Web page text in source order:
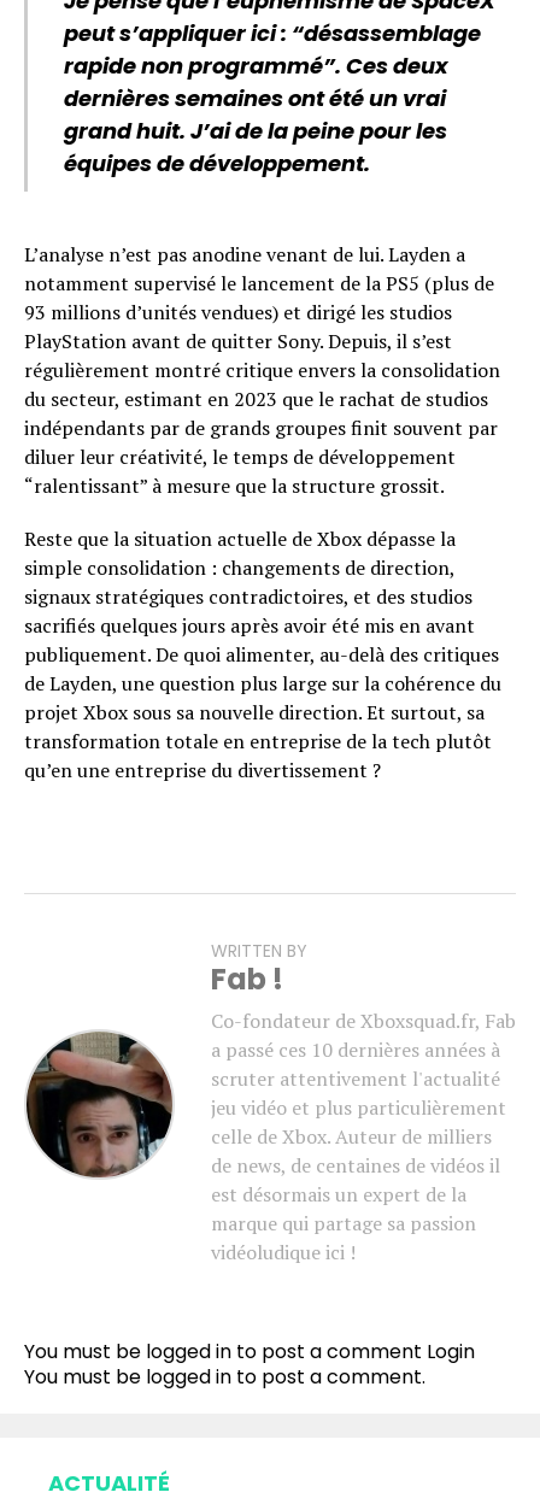
peut s’appliquer ici : “désassemblage
rapide non programmé”. Ces deux
dernières semaines ont été un vrai
grand huit. J’ai de la peine pour les
équipes de développement.
L’analyse n’est pas anodine venant de lui. Layden a
notamment supervisé le lancement de la PS5 (plus de
93 millions d’unités vendues) et dirigé les studios
PlayStation avant de quitter Sony. Depuis, il s’est
régulièrement montré critique envers la consolidation
du secteur, estimant en 2023 que le rachat de studios
indépendants par de grands groupes finit souvent par
diluer leur créativité, le temps de développement
“ralentissant” à mesure que la structure grossit.
Reste que la situation actuelle de Xbox dépasse la
simple consolidation : changements de direction,
signaux stratégiques contradictoires, et des studios
sacrifiés quelques jours après avoir été mis en avant
publiquement. De quoi alimenter, au-delà des critiques
de Layden, une question plus large sur la cohérence du
projet Xbox sous sa nouvelle direction. Et surtout, sa
transformation totale en entreprise de la tech plutôt
qu’en une entreprise du divertissement ?
WRITTEN BY
Fab !
Co-fondateur de Xboxsquad.fr, Fab
a passé ces 10 dernières années à
scruter attentivement l'actualité
jeu vidéo et plus particulièrement
celle de Xbox. Auteur de milliers
de news, de centaines de vidéos il
est désormais un expert de la
marque qui partage sa passion
vidéoludique ici !
You must be logged in to post a comment Login
You must be logged in to post a comment.
ACTUALITÉ